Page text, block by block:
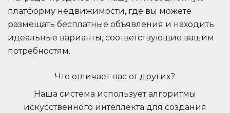
платформу недвижимости, где вы можете
размещать бесплатные объявления и находить
идеальные варианты, соответствующие вашим
потребностям.
Что отличает нас от других?
Наша система использует алгоритмы
искусственного интеллекта для создания